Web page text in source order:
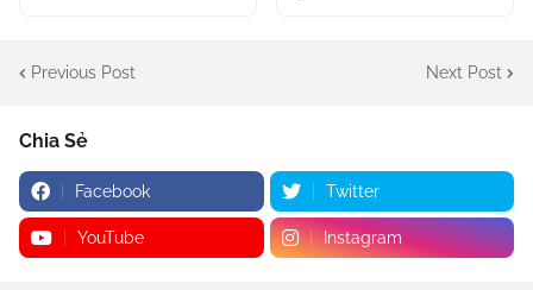
Previous Post Next Post
Chia Sẻ
Facebook Twitter
YouTube Instagram